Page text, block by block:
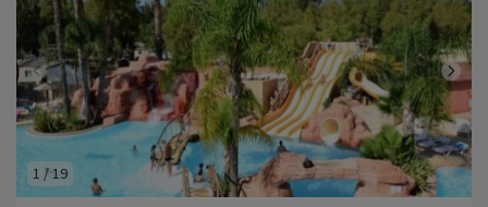
1 /19